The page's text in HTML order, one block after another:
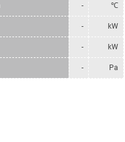
- ℃
- kW
- kW
- Pa